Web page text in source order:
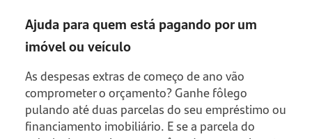
Ajuda para quem está pagando por um
imóvel ou veículo
As despesas extras de começo de ano vão
comprometer o orçamento? Ganhe fôlego
pulando até duas parcelas do seu empréstimo ou
financiamento imobiliário. E se a parcela do